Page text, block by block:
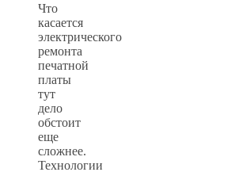
Что
касается
электрического
ремонта
печатной
платы
тут
дело
обстоит
еще
сложнее.
Технологии